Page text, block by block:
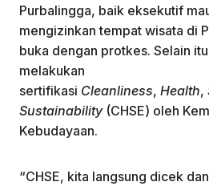
Purbalingga, baik eksekutif
mengizinkan tempat wisata di
buka dengan protkes. Selain
melakukan
sertifikasi Cleanliness, Health,
Sustainability(CHSE) oleh
Kebudayaan.
“CHSE, kita langsung dicek